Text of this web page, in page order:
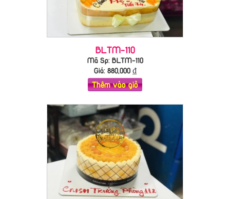
BLTM-110
Mã Sp: BLTM-110
Giá: 880,000₫
Thêm vào giỏ